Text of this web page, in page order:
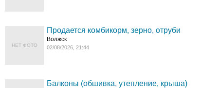
НЕТ ФОТО
Продается комбикорм, зерно, отруби
Волжск
02/08/2026, 21:44
Балконы (обшивка, утепление, крыша)